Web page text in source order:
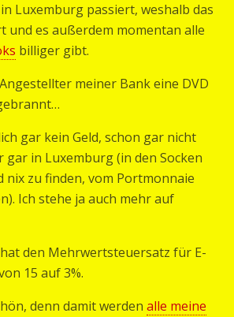
Luxemburg passiert, weshalb das
und es außerdem momentan alle
billiger gibt.
meiner Bank eine DVD
gar kein Geld, schon gar nicht
gar in Luxemburg (in den Socken
nix zu finden, vom Portmonnaie
Ich stehe ja auch mehr auf
den Mehrwertsteuersatz für E-
15 auf 3%.
denn damit werden alle meine